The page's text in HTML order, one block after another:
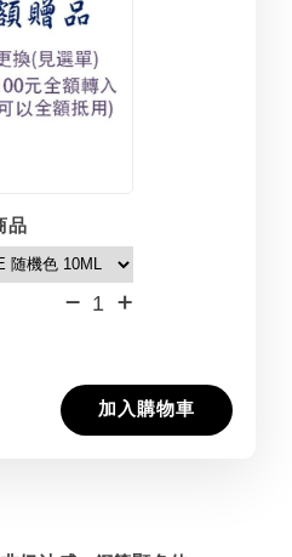
品
- +
加入購物車